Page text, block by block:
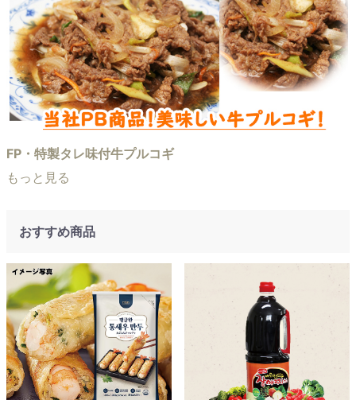
FP・特製タレ味付牛プルコギ
もっと見る
おすすめ商品